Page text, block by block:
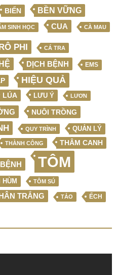
BIỂN BỀN VỮNG
SINH HỌC CUA CÀ MAU
PHI CÁ TRA
DỊCH BỆNH EMS
HIỆU QUẢ
LÚA LƯU Ý LƯƠN
NUÔI TRỒNG
QUY TRÌNH QUẢN LÝ
THÀNH CÔNG THÂM CANH
TÔM
HÙM TÔM SÚ
TRẮNG TẢO ẾCH